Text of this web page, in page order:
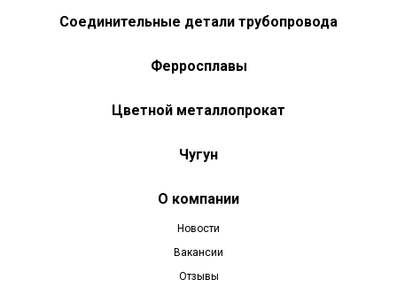
Соединительные детали трубопровода
Ферросплавы
Цветной металлопрокат
Чугун
О компании
Новости
Вакансии
Отзывы